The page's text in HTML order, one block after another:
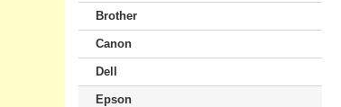
Brother
Canon
Dell
Epson